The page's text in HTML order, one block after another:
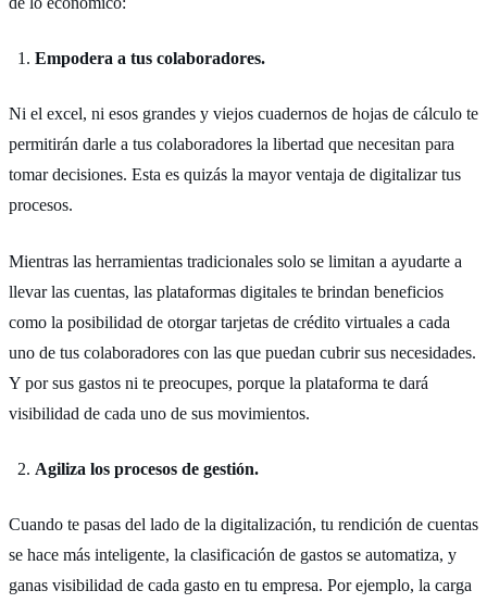
Empodera a tus colaboradores.
Ni el excel, ni esos grandes y viejos cuadernos de hojas de cálculo te
permitirán darle a tus colaboradores la libertad que necesitan para
tomar decisiones. Esta es quizás la mayor ventaja de digitalizar tus
procesos.
Mientras las herramientas tradicionales solo se limitan a ayudarte a
llevar las cuentas, las plataformas digitales te brindan beneficios
como la posibilidad de otorgar tarjetas de crédito virtuales a cada
uno de tus colaboradores con las que puedan cubrir sus necesidades.
Y por sus gastos ni te preocupes, porque la plataforma te dará
visibilidad de cada uno de sus movimientos.
Agiliza los procesos de gestión.
Cuando te pasas del lado de la digitalización, tu rendición de cuentas
se hace más inteligente, la clasificación de gastos se automatiza, y
ganas visibilidad de cada gasto en tu empresa. Por ejemplo, la carga